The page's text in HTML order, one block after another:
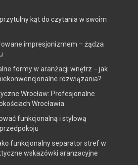
kąt do czytania w swoim
impresjonizmem – żądza
formy w aranżacji wnętrz − jak
rozwiązania?
Wrocław: Profesjonalne
Wrocławia
funkcjonalną i stylową
funkcjonalny separator stref w
wskazówki aranżacyjne